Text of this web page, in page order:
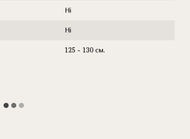
Ні
Ні
125 - 130 см.